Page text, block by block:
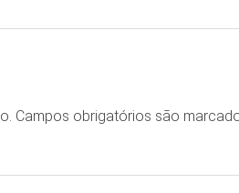
Campos obrigatórios são